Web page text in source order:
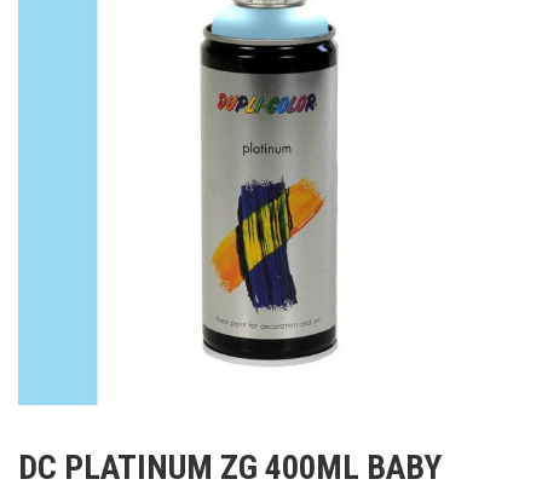
het
DC PLATINUM ZG 400ML BABY